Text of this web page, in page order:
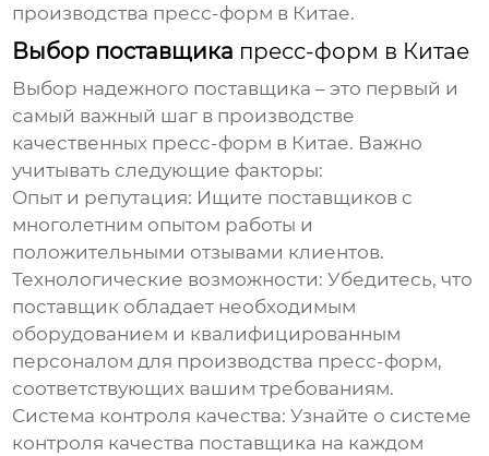
производства пресс-форм в Китае.
Выбор поставщика пресс-форм в Китае
Выбор надежного поставщика – это первый и
самый важный шаг в производстве
качественных пресс-форм в Китае. Важно
учитывать следующие факторы:
Опыт и репутация: Ищите поставщиков с
многолетним опытом работы и
положительными отзывами клиентов.
Технологические возможности: Убедитесь, что
поставщик обладает необходимым
оборудованием и квалифицированным
персоналом для производства пресс-форм,
соответствующих вашим требованиям.
Система контроля качества: Узнайте о системе
контроля качества поставщика на каждом